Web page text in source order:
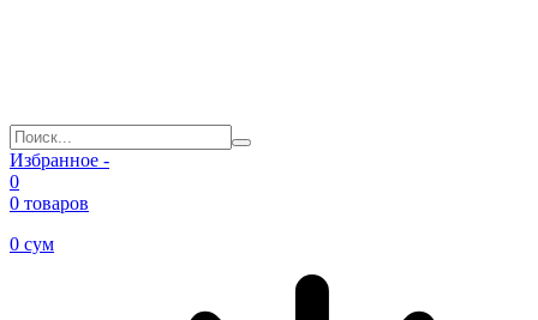
Избранное -
0
0 товаров
0 сум